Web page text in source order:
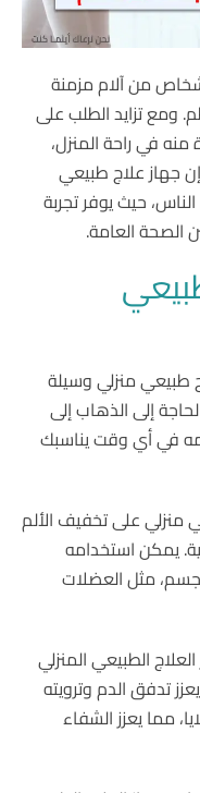
من آلام مزمنة
ومع تزايد الطلب على
منه في راحة المنزل،
جهاز علاج طبيعي
حيث يوفر تجربة
الصحة العامة.
طبيعي منزلي وسيلة
إلى الذهاب إلى
في أي وقت يناسبك
منزلي على تخفيف الألم
يمكن استخدامه
مثل العضلات
الطبيعي المنزلي
تدفق الدم وترويته
مما يعزز الشفاء